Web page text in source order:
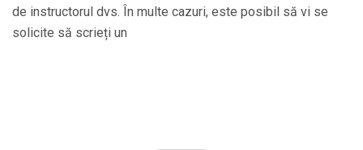
de instructorul dvs. În multe cazuri, este posibil să vi se
solicite să scrieți un